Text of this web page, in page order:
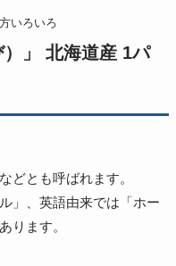
いろいろ
）」 北海道産 1パ
どとも呼ばれます。
」、英語由来では「ホー
ります。